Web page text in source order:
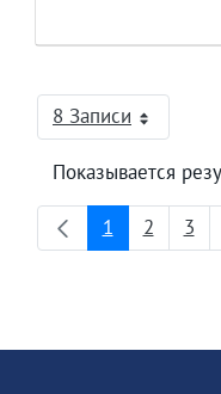
8 ЗаписиНа страницу
Показывается
Страница
1 2 3